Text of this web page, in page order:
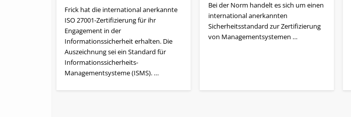
Frick hat die international anerkannte
ISO 27001-Zertifizierung für ihr
Engagement in der
Informationssicherheit erhalten. Die
Auszeichnung sei ein Standard für
Informationssicherheits-
Managementsysteme (ISMS). …
Bei der Norm handelt es sich um einen
international anerkannten
Sicherheitsstandard zur Zertifizierung
von Managementsystemen …